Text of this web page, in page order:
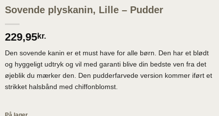
Sovende plyskanin, Lille – Pudder
229,95kr.
Den sovende kanin er et must have for alle børn. Den har et blødt
og hyggeligt udtryk og vil med garanti blive din bedste ven fra det
øjeblik du mærker den. Den pudderfarvede version kommer iført et
strikket halsbånd med chiffonblomst.